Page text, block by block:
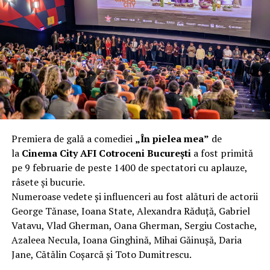
40 km/h. Nu s-a prăbușit, dar s-a deformat atât de tare
încât nu a mai putut fi pliat. Proprietarul l-a aruncat la
fier vechi a doua zi. Asta ca să fie clar de la început: nu
vorbim despre preferințe estetice, ci despre
funcționalitate reală.
Aluminiul, pe scurt: ușor,
rezistent la coroziune, dar cu
nuanțe
Aluminiul e materialul care apare primul în conversație
când cineva caută un pavilion ușor. Și pe bună dreptate.
Densitatea aluminiului e de aproximativ 2,7 g/cm³, față
de circa 7,8 g/cm³ pentru oțel. Practic, la un volum
identic, aluminiul cântărește cam o treime din greutatea
oțelului. Pentru oricine transportă, montează și
demontează frecvent o structură, diferența asta se
Premiera de gală a comediei „În pielea mea” de
la Cinema City AFI Cotroceni Bucureștia fost primită
pe 9 februarie de peste 1400 de spectatori cu aplauze,
râsete și bucurie.
Numeroase vedete și influenceri au fost alături de actorii
George Tănase, Ioana State, Alexandra Răduță, Gabriel
Vatavu, Vlad Gherman, Oana Gherman, Sergiu Costache,
Azaleea Necula, Ioana Ginghină, Mihai Găinușă, Daria
Jane, Cătălin Coșarcă și Toto Dumitrescu.